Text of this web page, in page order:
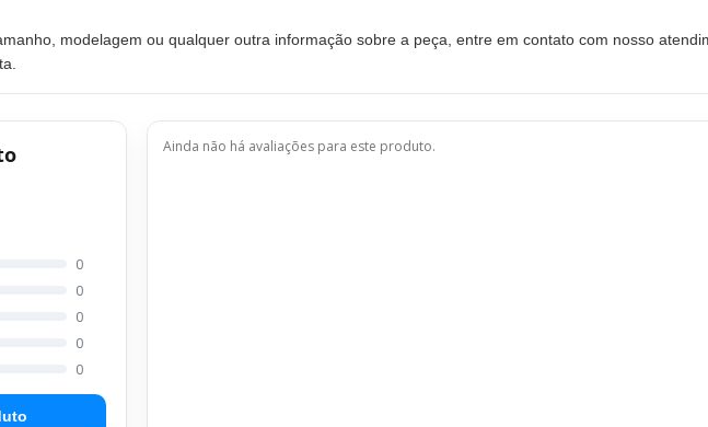
modelagem ou qualquer outra informação sobre a peça, entre em contato com nosso
0
0
0
0
0
Ainda não há avaliações para este produto.